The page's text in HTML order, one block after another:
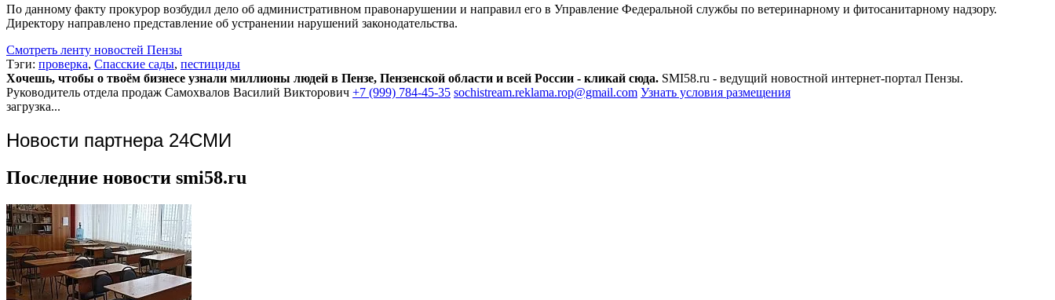
По данному факту прокурор возбудил дело об административном правонарушении и направил его в Управление Федеральной службы по ветеринарному и фитосанитарному надзору.
Директору направлено представление об устранении нарушений законодательства.
Смотреть ленту новостей Пензы
Тэги: проверка, Спасские сады, пестициды
Хочешь, чтобы о твоём бизнесе узнали миллионы людей в Пензе, Пензенской области и всей России - кликай сюда. SMI58.ru - ведущий новостной интернет-портал Пензы.
Руководитель отдела продаж Самохвалов Василий Викторович +7 (999) 784-45-35 sochistream.reklama.rop@gmail.com Узнать условия размещения
загрузка...
Новости партнера 24СМИ
Последние новости smi58.ru